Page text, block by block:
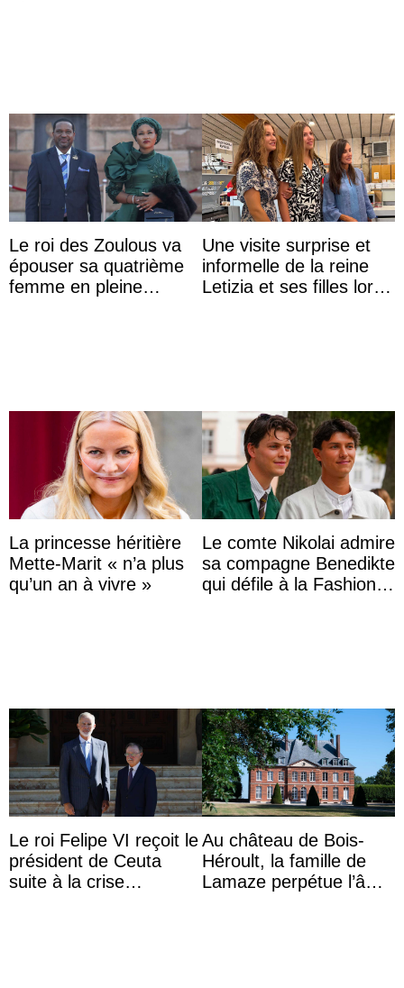
Le roi des Zoulous va
épouser sa quatrième
femme en pleine
Une visite surprise et
informelle de la reine
Letizia et ses filles lors
La princesse héritière
Mette-Marit « n’a plus
qu’un an à vivre »
Le comte Nikolai admire
sa compagne Benedikte
qui défile à la Fashion
Le roi Felipe VI reçoit le
président de Ceuta
suite à la crise
Au château de Bois-
Héroult, la famille de
Lamaze perpétue l’âme